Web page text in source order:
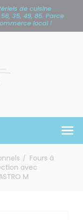
de cuisine
35, 49, 85. Parce
local !
/ Fours à
avec
M